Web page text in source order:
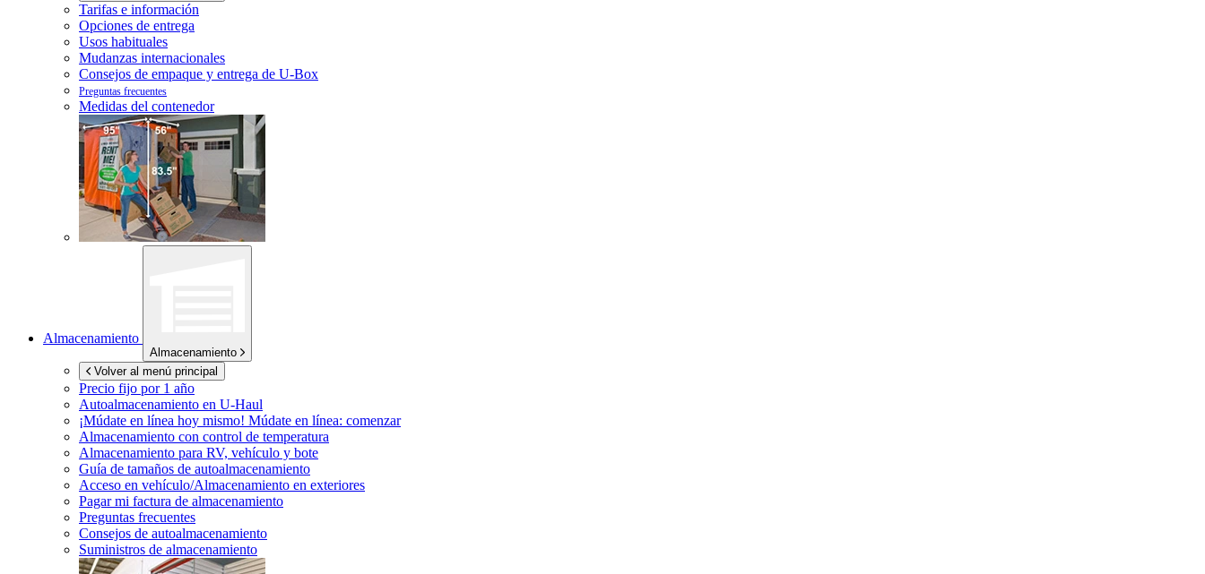
Tarifas e información
Opciones de entrega
Usos habituales
Mudanzas internacionales
Consejos de empaque y entrega de U-Box
Preguntas frecuentes
Medidas del contenedor
Almacenamiento
Almacenamiento
Volver al menú principal
Precio fijo por 1 año
Autoalmacenamiento en U-Haul
¡Múdate en línea hoy mismo! Múdate en línea: comenzar
Almacenamiento con control de temperatura
Almacenamiento para RV, vehículo y bote
Guía de tamaños de autoalmacenamiento
Acceso en vehículo/Almacenamiento en exteriores
Pagar mi factura de almacenamiento
Preguntas frecuentes
Consejos de autoalmacenamiento
Suministros de almacenamiento